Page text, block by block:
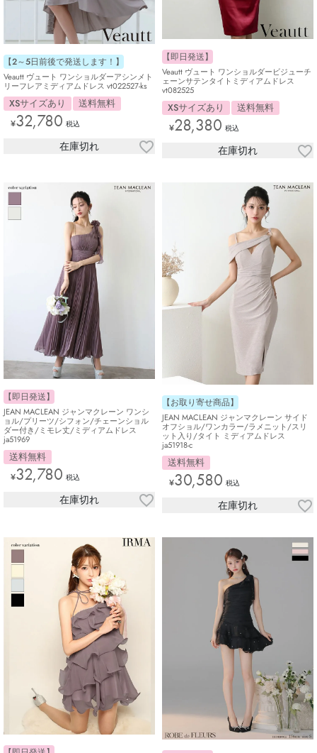
【2～5日前後で発送します！】
Veautt ヴュート ワンショルダーアシンメト
リーフレアミディアムドレス vt022527-ks
XSサイズあり 送料無料
¥32,780 税込
在庫切れ
【即日発送】
Veautt ヴュート ワンショルダービジューチ
ェーンサテンタイトミディアムドレス
vt082525
XSサイズあり 送料無料
¥28,380 税込
在庫切れ
【即日発送】
JEAN MACLEAN ジャンマクレーン ワンシ
ョル/プリーツ/シフォン/チェーンショル
ダー付き/ミモレ丈/ミディアムドレス
ja51969
送料無料
¥32,780 税込
在庫切れ
【お取り寄せ商品】
JEAN MACLEAN ジャンマクレーン サイド
オフショル/ワンカラー/ラメニット/スリ
ット入り/タイト ミディアムドレス
ja51918-c
送料無料
¥30,580 税込
在庫切れ